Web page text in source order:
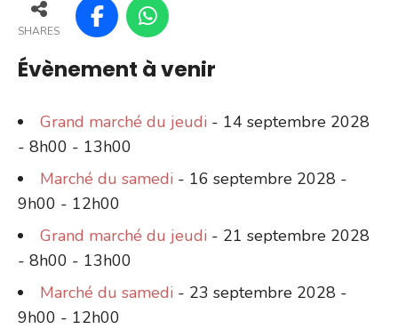
SHARES
Évènement à venir
Grand marché du jeudi - 14 septembre 2028
- 8h00 - 13h00
Marché du samedi - 16 septembre 2028 -
9h00 - 12h00
Grand marché du jeudi - 21 septembre 2028
- 8h00 - 13h00
Marché du samedi - 23 septembre 2028 -
9h00 - 12h00